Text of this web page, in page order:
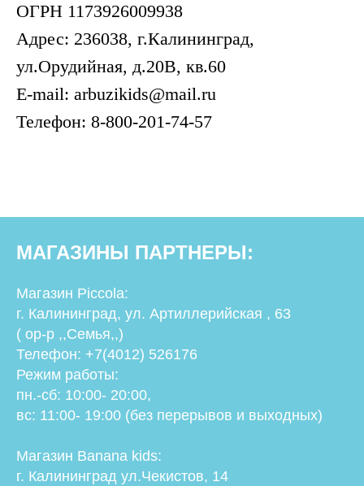
ОГРН 1173926009938
Адрес: 236038, г.Калининград,
ул.Орудийная, д.20В, кв.60
E-mail: arbuzikids@mail.ru
Телефон: 8-800-201-74-57
МАГАЗИНЫ ПАРТНЕРЫ:
Магазин Piccola:
г. Калининград, ул. Артиллерийская , 63
( ор-р ,,Семья,,)
Телефон: +7(4012) 526176
Режим работы:
пн.-сб: 10:00- 20:00,
вс: 11:00- 19:00 (без перерывов и выходных)
Магазин Banana kids:
г. Калининград ул.Чекистов, 14